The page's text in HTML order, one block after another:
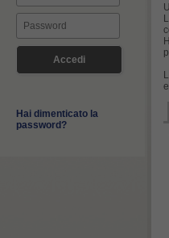
Hai dimenticato la
password?